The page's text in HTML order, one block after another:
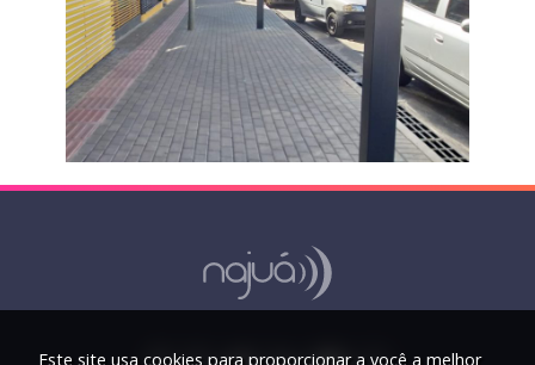
Este site usa cookies para proporcionar a você a melhor